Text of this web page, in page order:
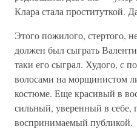
Клара стала проституткой.
Этого пожилого, стертого,
должен был сыграть
таки его сыграл. Худого, с
волосами на морщинистом
костюме. Еще красивый в
сильный, уверенный в себе,
воспринимаемый публикой.